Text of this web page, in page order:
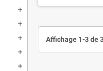
add
add
add
add
add
Affichage 1-3 de